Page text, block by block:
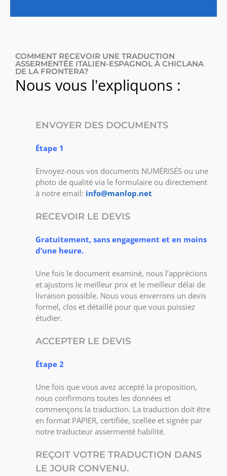
COMMENT RECEVOIR UNE TRADUCTION
ASSERMENTÉE ITALIEN-ESPAGNOL À CHICLANA
DE LA FRONTERA?
Nous vous l'expliquons :
ENVOYER DES DOCUMENTS
Étape 1
Envoyez-nous vos documents NUMÉRISÉS ou une
photo de qualité via le formulaire ou directement
à notre email: info@manlop.net
RECEVOIR LE DEVIS
Gratuitement, sans engagement et en moins
d’une heure.
Une fois le document examiné, nous l’apprécions
et ajustons le meilleur prix et le meilleur délai de
livraison possible. Nous vous enverrons un devis
formel, clos et détaillé pour que vous puissiez
étudier.
ACCEPTER LE DEVIS
Étape 2
Une fois que vous avez accepté la proposition,
nous confirmons toutes les données et
commençons la traduction. La traduction doit être
en format PAPIER, certifiée, scellée et signée par
notre traducteur assermenté habilité.
REÇOIT VOTRE TRADUCTION DANS
LE JOUR CONVENU.